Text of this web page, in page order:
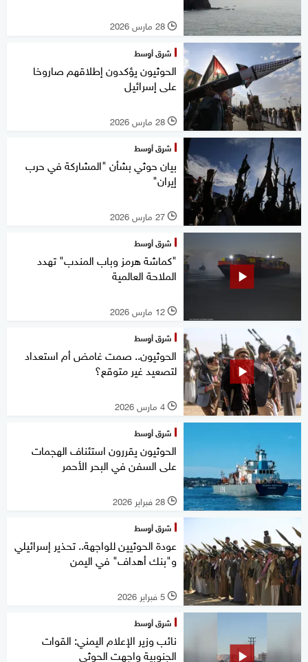
l 28 مارس 2026
شرق أوسط
الحوثيون يؤكدون إطلاقهم صاروخا
على إسرائيل
l 28 مارس 2026
شرق أوسط
بيان حوثي بشأن "المشاركة في حرب
إيران"
l 27 مارس 2026
شرق أوسط
"كماشة هرمز وباب المندب" تهدد
الملاحة العالمية
l 12 مارس 2026
شرق أوسط
الحوثيون.. صمت غامض أم استعداد
لتصعيد غير متوقع؟
l 4 مارس 2026
شرق أوسط
الحوثيون يقررون استئناف الهجمات
على السفن في البحر الأحمر
l 28 فبراير 2026
شرق أوسط
عودة الحوثيين للواجهة.. تحذير إسرائيلي
و"بنك أهداف" في اليمن
l 5 فبراير 2026
شرق أوسط
نائب وزير الإعلام اليمني: القوات
الجنوبية واجهت الحوثي